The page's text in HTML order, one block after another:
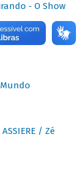
- O Show
/
/ Zé